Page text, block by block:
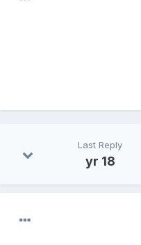
Last Reply
18 yr